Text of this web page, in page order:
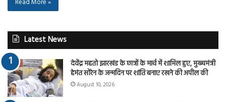
Read More »
Latest News
देवेंद्र महतो झारखंड के छात्रों के मार्च में शामिल हुए, मुख्यमंत्री
हेमंत सोरेन के जन्मदिन पर शांति बनाए रखने की अपील की
August 10, 2026